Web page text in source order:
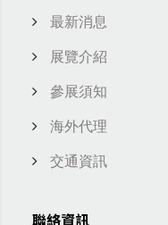
最新消息
展覽介紹
參展須知
海外代理
交通資訊
聯絡資訊